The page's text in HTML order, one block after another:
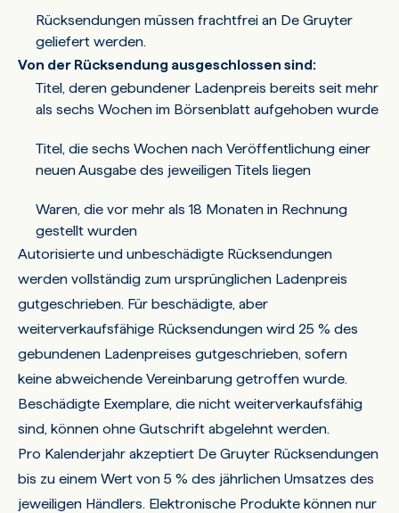
Rücksendungen müssen frachtfrei an De Gruyter
geliefert werden.
Von der Rücksendung ausgeschlossen sind:
Titel, deren gebundener Ladenpreis bereits seit mehr
als sechs Wochen im Börsenblatt aufgehoben wurde
Titel, die sechs Wochen nach Veröffentlichung einer
neuen Ausgabe des jeweiligen Titels liegen
Waren, die vor mehr als 18 Monaten in Rechnung
gestellt wurden
Autorisierte und unbeschädigte Rücksendungen
werden vollständig zum ursprünglichen Ladenpreis
gutgeschrieben. Für beschädigte, aber
weiterverkaufsfähige Rücksendungen wird 25 % des
gebundenen Ladenpreises gutgeschrieben, sofern
keine abweichende Vereinbarung getroffen wurde.
Beschädigte Exemplare, die nicht weiterverkaufsfähig
sind, können ohne Gutschrift abgelehnt werden.
Pro Kalenderjahr akzeptiert De Gruyter Rücksendungen
bis zu einem Wert von 5 % des jährlichen Umsatzes des
jeweiligen Händlers. Elektronische Produkte können nur